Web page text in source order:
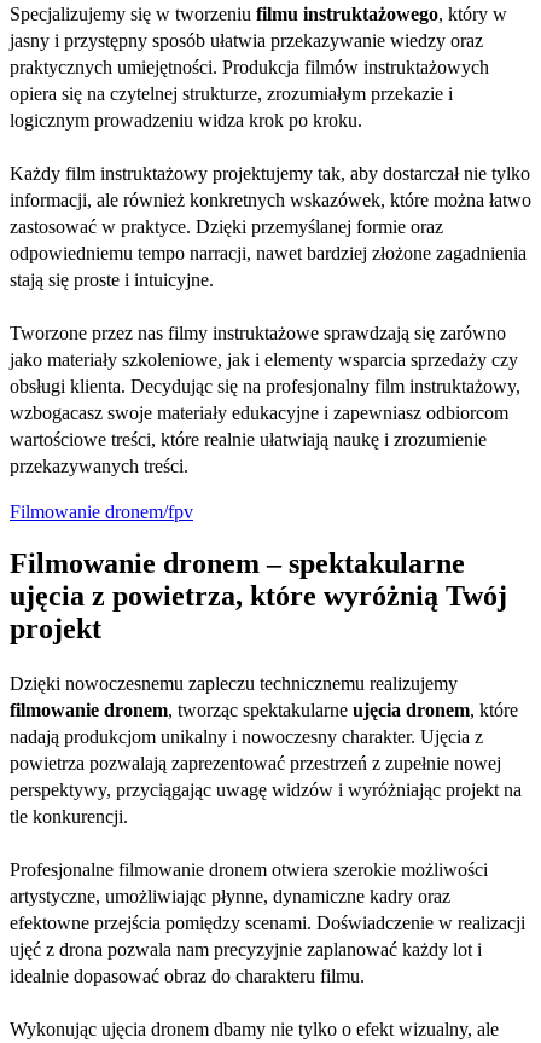
Specjalizujemy się w tworzeniu filmu instruktażowego, który w
jasny i przystępny sposób ułatwia przekazywanie wiedzy oraz
praktycznych umiejętności. Produkcja filmów instruktażowych
opiera się na czytelnej strukturze, zrozumiałym przekazie i
logicznym prowadzeniu widza krok po kroku.
Każdy film instruktażowy projektujemy tak, aby dostarczał nie tylko
informacji, ale również konkretnych wskazówek, które można łatwo
zastosować w praktyce. Dzięki przemyślanej formie oraz
odpowiedniemu tempo narracji, nawet bardziej złożone zagadnienia
stają się proste i intuicyjne.
Tworzone przez nas filmy instruktażowe sprawdzają się zarówno
jako materiały szkoleniowe, jak i elementy wsparcia sprzedaży czy
obsługi klienta. Decydując się na profesjonalny film instruktażowy,
wzbogacasz swoje materiały edukacyjne i zapewniasz odbiorcom
wartościowe treści, które realnie ułatwiają naukę i zrozumienie
przekazywanych treści.
Filmowanie dronem/fpv
Filmowanie dronem – spektakularne
ujęcia z powietrza, które wyróżnią Twój
projekt
Dzięki nowoczesnemu zapleczu technicznemu realizujemy
filmowanie dronem, tworząc spektakularne ujęcia dronem, które
nadają produkcjom unikalny i nowoczesny charakter. Ujęcia z
powietrza pozwalają zaprezentować przestrzeń z zupełnie nowej
perspektywy, przyciągając uwagę widzów i wyróżniając projekt na
tle konkurencji.
Profesjonalne filmowanie dronem otwiera szerokie możliwości
artystyczne, umożliwiając płynne, dynamiczne kadry oraz
efektowne przejścia pomiędzy scenami. Doświadczenie w realizacji
ujęć z drona pozwala nam precyzyjnie zaplanować każdy lot i
idealnie dopasować obraz do charakteru filmu.
Wykonując ujęcia dronem dbamy nie tylko o efekt wizualny, ale